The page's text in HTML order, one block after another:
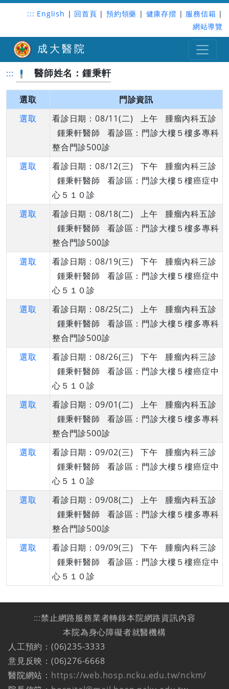
::: English | 回首頁 | 預約領藥 | 健康存摺 | 服務信箱 |
網站導覽
成大醫院
::: 醫師姓名：鍾秉軒
選取
門診資訊
選取
看診日期：08/11(二) 上午 腫瘤內科五診
鍾秉軒醫師 看診區：門診大樓５樓多專科
整合門診500診
選取
看診日期：08/12(三) 下午 腫瘤內科三診
鍾秉軒醫師 看診區：門診大樓５樓癌症中
心５１０診
選取
看診日期：08/18(二) 上午 腫瘤內科五診
鍾秉軒醫師 看診區：門診大樓５樓多專科
整合門診500診
選取
看診日期：08/19(三) 下午 腫瘤內科三診
鍾秉軒醫師 看診區：門診大樓５樓癌症中
心５１０診
選取
看診日期：08/25(二) 上午 腫瘤內科五診
鍾秉軒醫師 看診區：門診大樓５樓多專科
整合門診500診
選取
看診日期：08/26(三) 下午 腫瘤內科三診
鍾秉軒醫師 看診區：門診大樓５樓癌症中
心５１０診
選取
看診日期：09/01(二) 上午 腫瘤內科五診
鍾秉軒醫師 看診區：門診大樓５樓多專科
整合門診500診
選取
看診日期：09/02(三) 下午 腫瘤內科三診
鍾秉軒醫師 看診區：門診大樓５樓癌症中
心５１０診
選取
看診日期：09/08(二) 上午 腫瘤內科五診
鍾秉軒醫師 看診區：門診大樓５樓多專科
整合門診500診
選取
看診日期：09/09(三) 下午 腫瘤內科三診
鍾秉軒醫師 看診區：門診大樓５樓癌症中
心５１０診
:::禁止網路服務業者轉錄本院網路資訊內容
本院為身心障礙者就醫機構
人工預約：(06)235-3333
意見反映：(06)276-6668
醫院網站： https://web.hosp.ncku.edu.tw/nckm/